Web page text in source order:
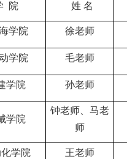
院 姓 名
学院 徐老师
学院 毛老师
学院 孙老师
学院
钟老师、马老
师
学院 王老师